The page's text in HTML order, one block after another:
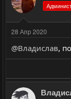
28 Апр 2020
@Владислав,